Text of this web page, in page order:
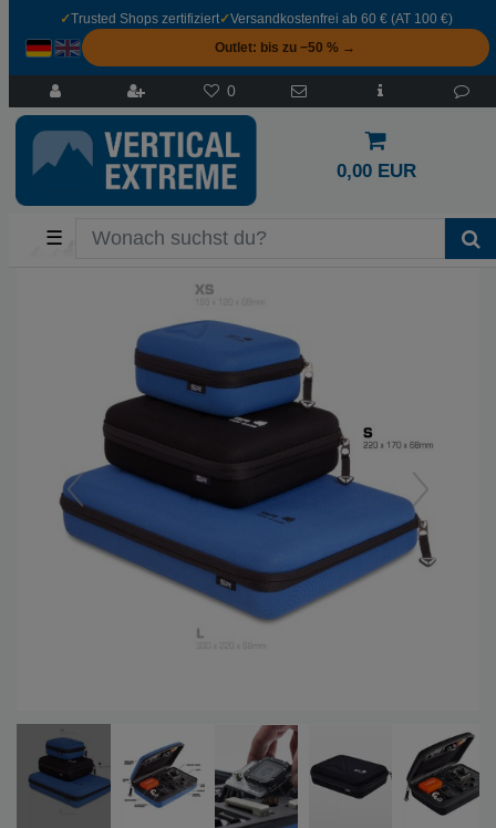
✓Trusted Shops zertifiziert✓Versandkostenfrei ab 60 € (AT 100 €)
Outlet: bis zu −50 % →
0
0,00 EUR
☰